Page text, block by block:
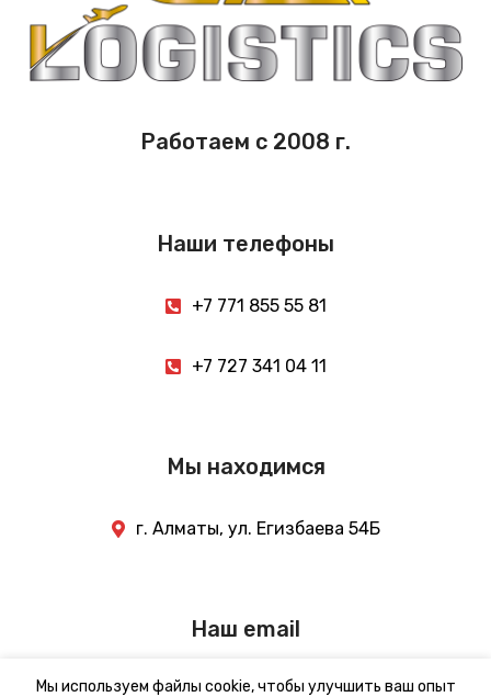
Работаем с 2008 г.
Наши телефоны
+7 771 855 55 81
+7 727 341 04 11
Мы находимся
г. Алматы, ул. Егизбаева 54Б
Наш email
info@gml.kz
Мы используем файлы cookie, чтобы улучшить ваш опыт